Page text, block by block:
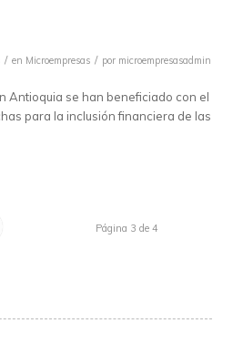
/ en Microempresas / por microempresasadmin
Antioquia se han beneficiado con el
para la inclusión financiera de las
Página 3 de 4